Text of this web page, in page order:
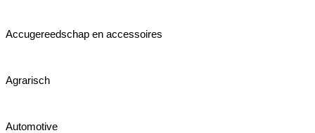
Accugereedschap en accessoires
Agrarisch
Automotive